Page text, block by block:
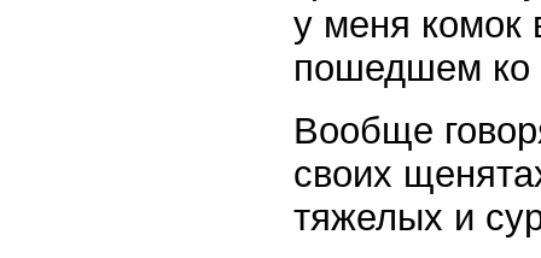
у меня комок
пошедшем
Вообще
своих
тяжелых и